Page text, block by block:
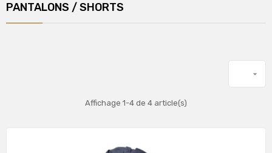
PANTALONS / SHORTS

Affichage 1-4 de 4 article(s)